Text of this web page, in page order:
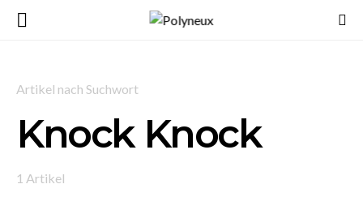
Artikel nach Suchwort
Knock Knock
1 Artikel